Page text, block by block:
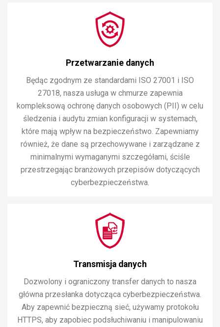
Przetwarzanie danych
Będąc zgodnym ze standardami ISO 27001 i ISO
27018, nasza usługa w chmurze zapewnia
kompleksową ochronę danych osobowych (PII) w celu
śledzenia i audytu zmian konfiguracji w systemach,
które mają wpływ na bezpieczeństwo. Zapewniamy
również, że dane są przechowywane i zarządzane z
minimalnymi wymaganymi szczegółami, ściśle
przestrzegając branżowych przepisów dotyczących
cyberbezpieczeństwa.
Transmisja danych
Dozwolony i ograniczony transfer danych to nasza
główna przesłanka dotycząca cyberbezpieczeństwa.
Aby zapewnić bezpieczną sieć, używamy protokołu
HTTPS, aby zapobiec podsłuchiwaniu i manipulowaniu